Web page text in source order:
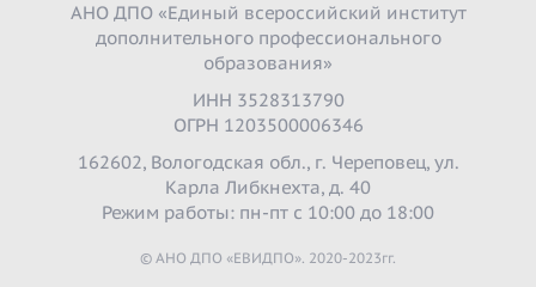
АНО ДПО «Единый всероссийский институт
дополнительного профессионального
образования»
ИНН 3528313790
ОГРН 1203500006346
162602, Вологодская обл., г. Череповец, ул.
Карла Либкнехта, д. 40
Режим работы: пн-пт с 10:00 до 18:00
© АНО ДПО «ЕВИДПО». 2020-2023гг.